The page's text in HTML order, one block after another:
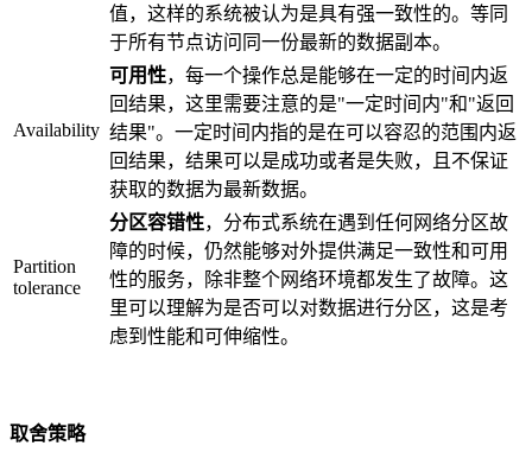
值，这样的系统被认为是具有强一致性的。等同
于所有节点访问同一份最新的数据副本。
Availability
可用性，每一个操作总是能够在一定的时间内返
回结果，这里需要注意的是"一定时间内"和"返回
结果"。一定时间内指的是在可以容忍的范围内返
回结果，结果可以是成功或者是失败，且不保证
获取的数据为最新数据。
Partition
tolerance
分区容错性，分布式系统在遇到任何网络分区故
障的时候，仍然能够对外提供满足一致性和可用
性的服务，除非整个网络环境都发生了故障。这
里可以理解为是否可以对数据进行分区，这是考
虑到性能和可伸缩性。
取舍策略